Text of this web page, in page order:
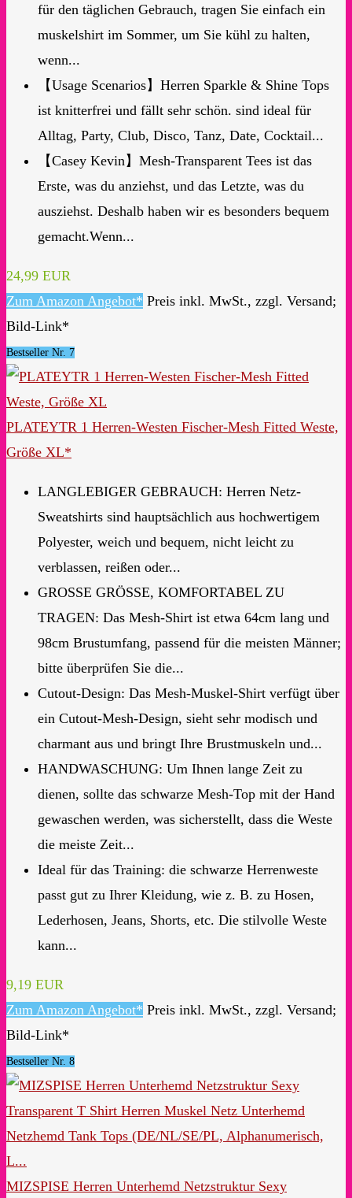
für den täglichen Gebrauch, tragen Sie einfach ein
muskelshirt im Sommer, um Sie kühl zu halten,
wenn...
【Usage Scenarios】Herren Sparkle & Shine Tops
ist knitterfrei und fällt sehr schön. sind ideal für
Alltag, Party, Club, Disco, Tanz, Date, Cocktail...
【Casey Kevin】Mesh-Transparent Tees ist das
Erste, was du anziehst, und das Letzte, was du
ausziehst. Deshalb haben wir es besonders bequem
gemacht.Wenn...
24,99 EUR
Zum Amazon Angebot* Preis inkl. MwSt., zzgl. Versand;
Bild-Link*
Bestseller Nr. 7
PLATEYTR 1 Herren-Westen Fischer-Mesh Fitted Weste,
Größe XL*
LANGLEBIGER GEBRAUCH: Herren Netz-
Sweatshirts sind hauptsächlich aus hochwertigem
Polyester, weich und bequem, nicht leicht zu
verblassen, reißen oder...
GROSSE GRÖSSE, KOMFORTABEL ZU
TRAGEN: Das Mesh-Shirt ist etwa 64cm lang und
98cm Brustumfang, passend für die meisten Männer;
bitte überprüfen Sie die...
Cutout-Design: Das Mesh-Muskel-Shirt verfügt über
ein Cutout-Mesh-Design, sieht sehr modisch und
charmant aus und bringt Ihre Brustmuskeln und...
HANDWASCHUNG: Um Ihnen lange Zeit zu
dienen, sollte das schwarze Mesh-Top mit der Hand
gewaschen werden, was sicherstellt, dass die Weste
die meiste Zeit...
Ideal für das Training: die schwarze Herrenweste
passt gut zu Ihrer Kleidung, wie z. B. zu Hosen,
Lederhosen, Jeans, Shorts, etc. Die stilvolle Weste
kann...
9,19 EUR
Zum Amazon Angebot* Preis inkl. MwSt., zzgl. Versand;
Bild-Link*
Bestseller Nr. 8
MIZSPISE Herren Unterhemd Netzstruktur Sexy